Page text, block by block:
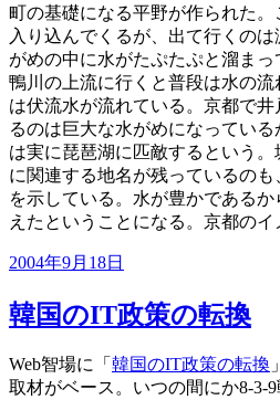
町の基礎になる平野が作られた
入り込んでくるが、出て行くの
がめの中に水がたぷたぷと溜まっ
鴨川の上流に行くと普段は水の
は伏流水が流れている。京都で
るのは巨大な水がめになってい
は実に琵琶湖に匹敵するという
に関連する地名が残っているの
を示している。水が豊かである
えたということになる。京都のイ
投
日:
2004年9月18日
韓国のIT政策の転換
Web智場に「 韓国のIT政策の転換
取材がベース。いつの間にか8-3-